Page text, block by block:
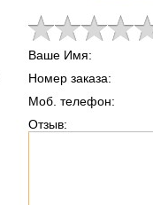
Ваше Имя:
Номер заказа:
Моб. телефон:
Отзыв: